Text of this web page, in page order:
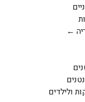
←
ולילדים